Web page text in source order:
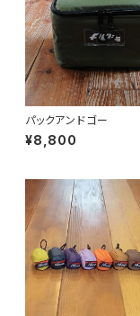
パックアンドゴー
¥8,800